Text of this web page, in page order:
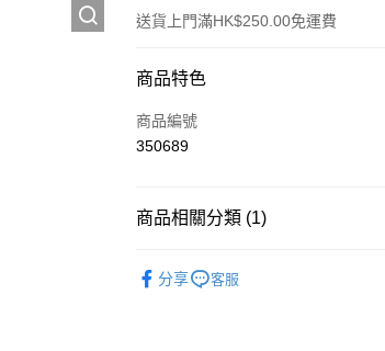
送貨上門滿HK$250.00免運費
付款方式
信用卡
商品特色
商品編號
350689
商品相關分類 (1)
分享
客服